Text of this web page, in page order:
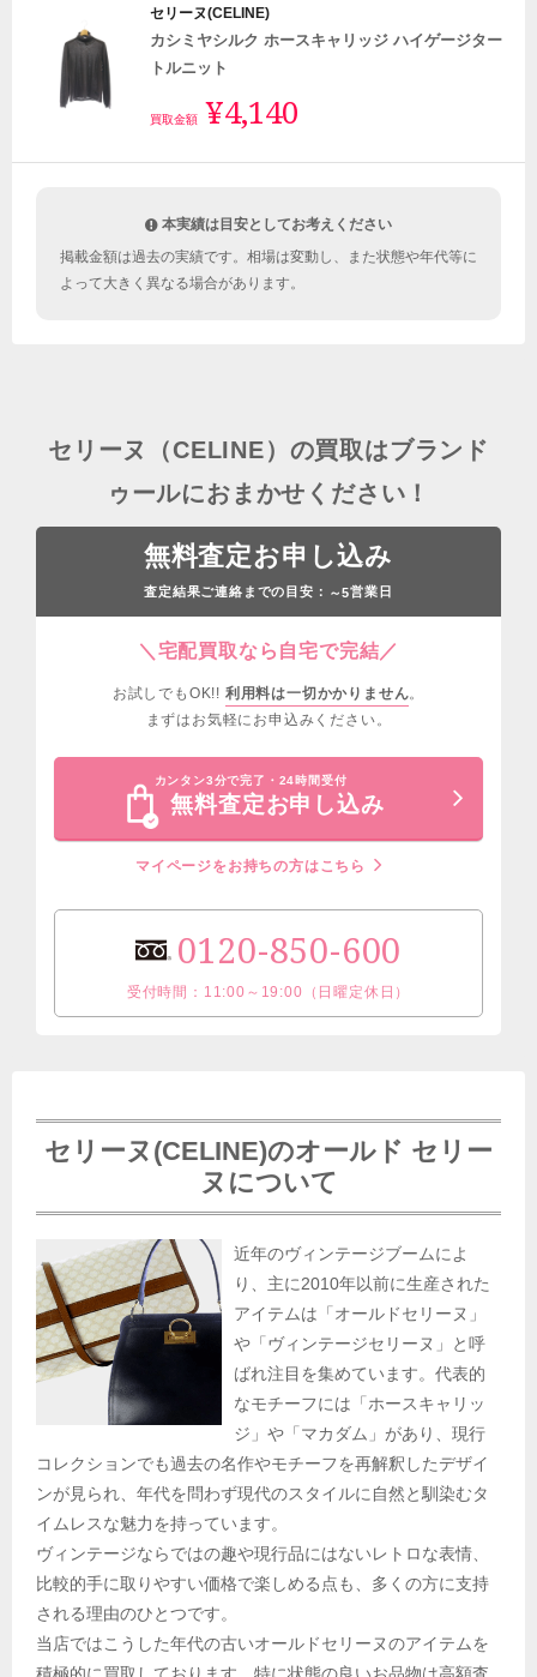
セリーヌ(CELINE)
カシミヤシルク ホースキャリッジ ハイゲージター
トルニット
買取金額 ¥4,140
本実績は目安としてお考えください
掲載金額は過去の実績です。相場は変動し、また状態や年代等に
よって大きく異なる場合があります。
セリーヌ（CELINE）の買取はブランド
ゥールにおまかせください！
無料査定お申し込み
査定結果ご連絡までの目安： ～5営業日
＼宅配買取なら自宅で完結／
お試しでもOK!! 利用料は一切かかりません。
まずはお気軽にお申込みください。
カンタン3分で完了・24時間受付
無料査定お申し込み
マイページをお持ちの方はこちら
0120-850-600
受付時間：11:00～19:00（日曜定休日）
セリーヌ(CELINE)のオールド セリー
ヌについて
近年のヴィンテージブームによ
り、主に2010年以前に生産された
アイテムは「オールドセリーヌ」
や「ヴィンテージセリーヌ」と呼
ばれ注目を集めています。代表的
なモチーフには「ホースキャリッ
ジ」や「マカダム」があり、現行
コレクションでも過去の名作やモチーフを再解釈したデザイ
ンが見られ、年代を問わず現代のスタイルに自然と馴染むタ
イムレスな魅力を持っています。
ヴィンテージならではの趣や現行品にはないレトロな表情、
比較的手に取りやすい価格で楽しめる点も、多くの方に支持
される理由のひとつです。
当店ではこうした年代の古いオールドセリーヌのアイテムを